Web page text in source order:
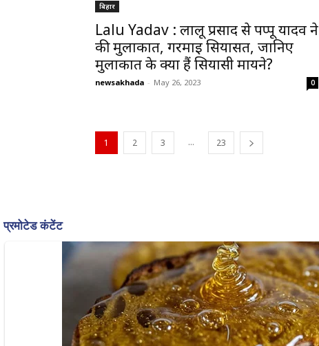
बिहार
Lalu Yadav : लालू प्रसाद से पप्पू यादव ने
की मुलाकात, गरमाई सियासत, जानिए
मुलाकात के क्या हैं सियासी मायने?
newsakhada - May 26, 2023 0
1 2 3 ... 23